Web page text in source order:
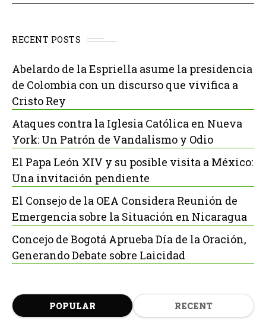
RECENT POSTS
Abelardo de la Espriella asume la presidencia
de Colombia con un discurso que vivifica a
Cristo Rey
Ataques contra la Iglesia Católica en Nueva
York: Un Patrón de Vandalismo y Odio
El Papa León XIV y su posible visita a México:
Una invitación pendiente
El Consejo de la OEA Considera Reunión de
Emergencia sobre la Situación en Nicaragua
Concejo de Bogotá Aprueba Día de la Oración,
Generando Debate sobre Laicidad
POPULAR RECENT